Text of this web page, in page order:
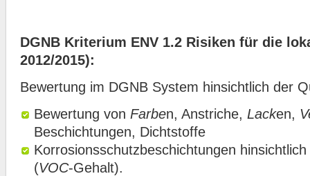
DGNB Kriterium ENV 1.2 Risiken für die
2012/2015):
Bewertung im DGNB System hinsichtlich der
Bewertung von Farben, Anstriche, Lacken,
Beschichtungen, Dichtstoffe
Korrosionsschutzbeschichtungen
(VOC-Gehalt).